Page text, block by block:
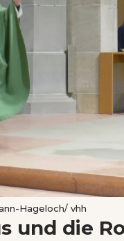
Hageloch/ vhh
und die